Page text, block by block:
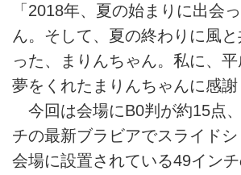
「2018年、夏の始まりに出会
ん。そして、夏の終わりに風
った、まりんちゃん。私に、
夢をくれたまりんちゃんに感謝
今回は会場にB0判が約15点
チの最新ブラビアでスライドシ
会場に設置されている49イン